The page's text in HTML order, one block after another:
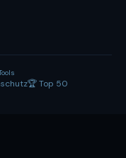
🏆 Top 50